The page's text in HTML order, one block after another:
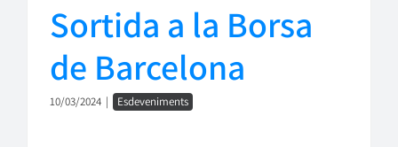
Sortida a la Borsa
de Barcelona
10/03/2024 | Esdeveniments